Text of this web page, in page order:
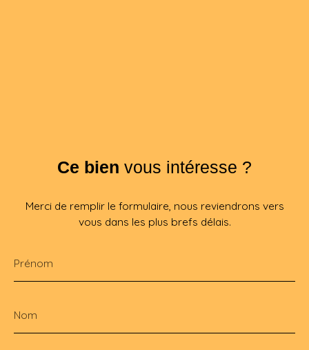
Ce bien vous intéresse ?
Merci de remplir le formulaire, nous reviendrons vers
vous dans les plus brefs délais.
Prénom
Nom